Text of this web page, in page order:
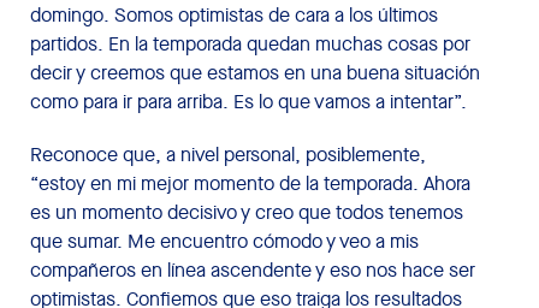
domingo. Somos optimistas de cara a los últimos
partidos. En la temporada quedan muchas cosas por
decir y creemos que estamos en una buena situación
como para ir para arriba. Es lo que vamos a intentar”.
Reconoce que, a nivel personal, posiblemente,
“estoy en mi mejor momento de la temporada. Ahora
es un momento decisivo y creo que todos tenemos
que sumar. Me encuentro cómodo y veo a mis
compañeros en línea ascendente y eso nos hace ser
optimistas. Confiemos que eso traiga los resultados